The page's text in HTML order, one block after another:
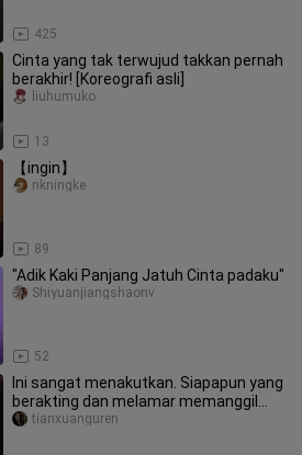
425
Cinta yang tak terwujud takkan pernah
berakhir! [Koreografi asli]
13
liuhumuko
【ingin】
89
nkningke
"Adik Kaki Panjang Jatuh Cinta padaku"
52
Shiyuanjiangshaonv
Ini sangat menakutkan. Siapapun yang
berakting dan melamar memanggil
namaku, aku berharap yang terba
tianxuanguren